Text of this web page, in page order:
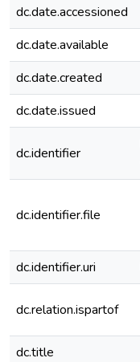
dc.date.accessioned
dc.date.available
dc.date.created
dc.date.issued
dc.identifier
dc.identifier.file
dc.identifier.uri
dc.relation.ispartof
dc.title